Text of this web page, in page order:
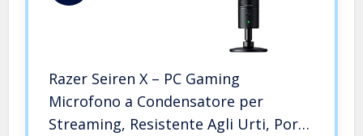
Razer Seiren X – PC Gaming
Microfono a Condensatore per
Streaming, Resistente Agli Urti, Porta